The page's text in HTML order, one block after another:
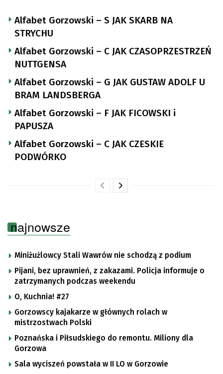
Alfabet Gorzowski – S JAK SKARB NA
STRYCHU
Alfabet Gorzowski – C JAK CZASOPRZESTRZEŃ
NUTTGENSA
Alfabet Gorzowski – G JAK GUSTAW ADOLF U
BRAM LANDSBERGA
Alfabet Gorzowski – F JAK FICOWSKI i
PAPUSZA
Alfabet Gorzowski – C JAK CZESKIE
PODWÓRKO
najnowsze
Miniżużlowcy Stali Wawrów nie schodzą z podium
Pijani, bez uprawnień, z zakazami. Policja informuje o
zatrzymanych podczas weekendu
O, Kuchnia! #27
Gorzowscy kajakarze w głównych rolach w
mistrzostwach Polski
Poznańska i Piłsudskiego do remontu. Miliony dla
Gorzowa
Sala wyciszeń powstała w II LO w Gorzowie